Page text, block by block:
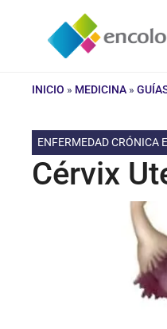
contenido
INICIO » MEDICINA »
ENFERMEDAD CRÓNICA
Cérvix